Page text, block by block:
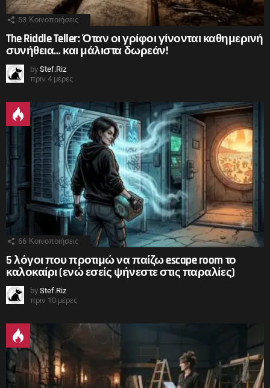
53 Κοινοποιήσεις
The Riddle Teller: Όταν οι γρίφοι γίνονται καθημερινή
συνήθεια… και μάλιστα δωρεάν!
by Stef.Riz
πριν 4 μέρες
66 Κοινοποιήσεις
5 λόγοι που προτιμώ να παίζω escape room το
καλοκαίρι (ενώ εσείς ψήνεστε στις παραλίες)
by Stef.Riz
πριν 10 μέρες